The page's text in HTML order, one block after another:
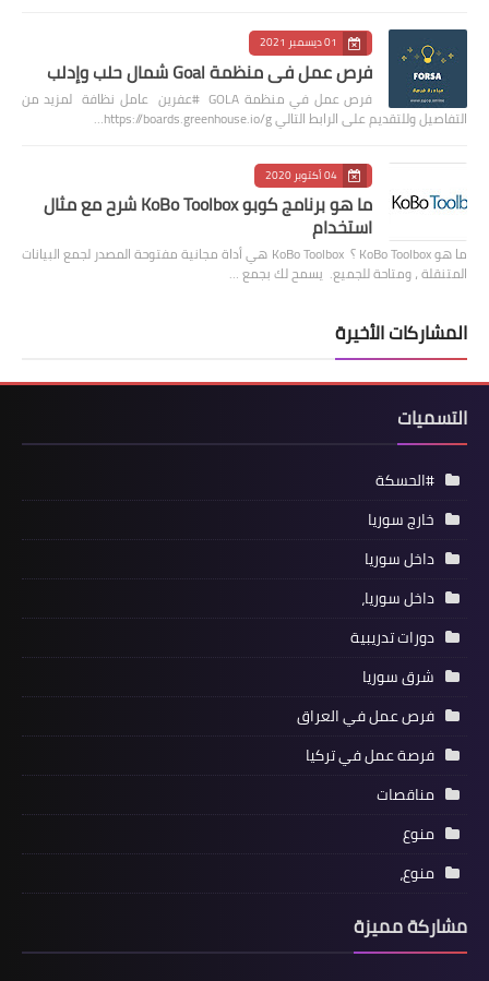
01 ديسمبر 2021
فرص عمل في منظمة Goal شمال حلب وإدلب
فرص عمل في منظمة GOLA #عفرين عامل نظافة لمزيد من
التفاصيل وللتقديم على الرابط التالي https://boards.greenhouse.io/g…
04 أكتوبر 2020
ما هو برنامج كوبو KoBo Toolbox شرح مع مثال
استخدام
ما هو KoBo Toolbox ؟ KoBo Toolbox هي أداة مجانية مفتوحة المصدر لجمع البيانات
المتنقلة ، ومتاحة للجميع. يسمح لك بجمع …
المشاركات الأخيرة
التسميات
#الحسكة
خارج سوريا
داخل سوريا
داخل سوريا،
دورات تدريبية
شرق سوريا
فرص عمل في العراق
فرصة عمل في تركيا
مناقصات
منوع
منوع،
مشاركة مميزة